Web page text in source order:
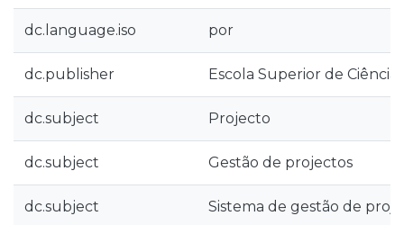
dc.language.iso por
dc.publisher Escola Superior de
dc.subject Projecto
dc.subject Gestão de projectos
dc.subject Sistema de gestão de